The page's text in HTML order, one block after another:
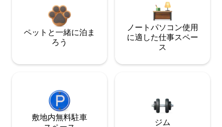
ペットと一緒に泊ま
ろう
ノートパソコン使用
に適した仕事スペー
ス
敷地内無料駐⁠車
ジム